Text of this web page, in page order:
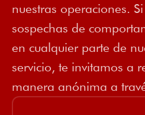
nuestras operaciones.
sospechas de
en cualquier parte de
servicio, te invitamos a
manera anónima a